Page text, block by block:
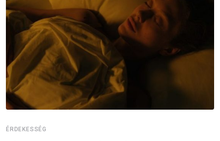
ÉRDEKESSÉG